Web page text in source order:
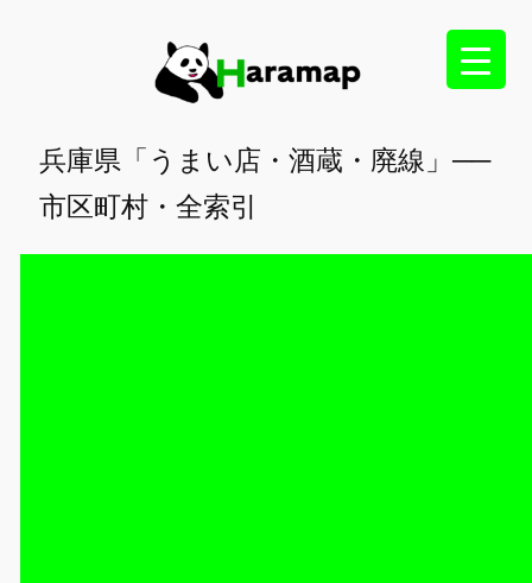
兵庫県「うまい店・酒蔵・廃線」──
市区町村・全索引